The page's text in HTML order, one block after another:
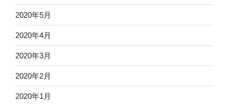
2020年5月
2020年4月
2020年3月
2020年2月
2020年1月